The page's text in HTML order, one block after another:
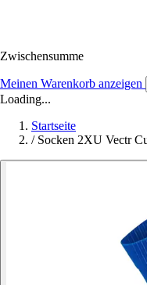
Zwischensumme
Meinen Warenkorb anzeigen
Loading...
Startseite
/ Socken 2XU Vectr